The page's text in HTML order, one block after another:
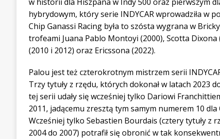
w historii dla Hiszpana w Indy 500 oraz pierwszym
hybrydowym, który serie INDYCAR wprowadziła w
Chip Ganassi Racing była to szósta wygrana w
trofeami Juana Pablo Montoyi (2000), Scotta
(2010 i 2012) oraz Ericssona (2022).
Palou jest też czterokrotnym mistrzem serii
Trzy tytuły z rzędu, których dokonał w latach 2023
tej serii udały się wcześniej tylko Dariowi
2011, jadącemu zresztą tym samym numerem 10 dla
Wcześniej tylko Sebastien Bourdais (cztery tytuły z
2004 do 2007) potrafił się obronić w tak